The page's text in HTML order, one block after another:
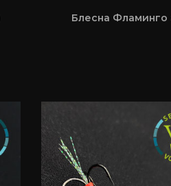
Блесна Фламинго